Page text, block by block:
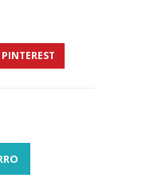
PINTEREST